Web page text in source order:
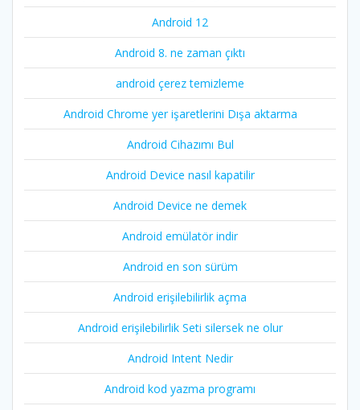
Android 12
Android 8. ne zaman çıktı
android çerez temizleme
Android Chrome yer işaretlerini Dışa aktarma
Android Cihazımı Bul
Android Device nasıl kapatilir
Android Device ne demek
Android emülatör indir
Android en son sürüm
Android erişilebilirlik açma
Android erişilebilirlik Seti silersek ne olur
Android Intent Nedir
Android kod yazma programı